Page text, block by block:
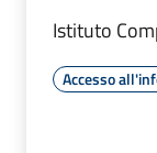
Istituto
Accesso